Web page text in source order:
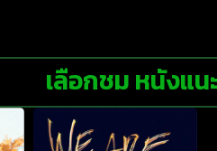
เลือกชม หนังแ